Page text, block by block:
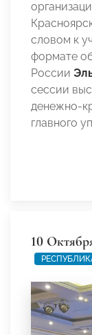
словом к
формате
России
сессии
денежно-
главного
10